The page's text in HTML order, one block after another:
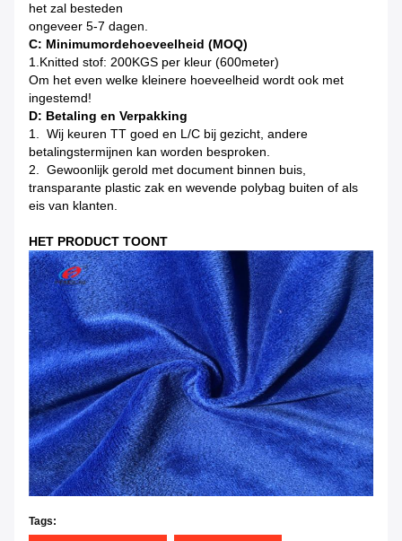
het zal besteden
ongeveer 5-7 dagen.
C: Minimumordehoeveelheid (MOQ)
1.Knitted stof: 200KGS per kleur (600meter)
Om het even welke kleinere hoeveelheid wordt ook met
ingestemd!
D: Betaling en Verpakking
1. Wij keuren TT goed en L/C bij gezicht, andere
betalingstermijnen kan worden besproken.
2. Gewoonlijk gerold met document binnen buis,
transparante plastic zak en wevende polybag buiten of als
eis van klanten.
HET PRODUCT TOONT
Tags: